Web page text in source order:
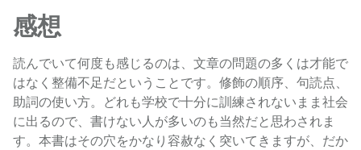
感想
読んでいて何度も感じるのは、文章の問題の多くは才能で
はなく整備不足だということです。修飾の順序、句読点、
助詞の使い方。どれも学校で十分に訓練されないまま社会
に出るので、書けない人が多いのも当然だと思わされま
す。本書はその穴をかなり容赦なく突いてきますが、だか